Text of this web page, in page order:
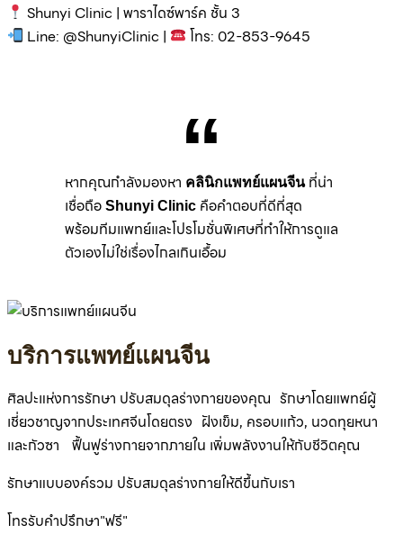
Shunyi Clinic | พาราไดซ์พาร์ค ชั้น 3
Line: @ShunyiClinic |
โทร: 02-853-9645
หากคุณกำลังมองหา คลินิกแพทย์แผนจีนที่น่า
เชื่อถือ Shunyi Clinic คือคำตอบที่ดีที่สุด
พร้อมทีมแพทย์และโปรโมชั่นพิเศษที่ทำให้การดูแล
ตัวเองไม่ใช่เรื่องไกลเกินเอื้อม
บริการแพทย์แผนจีน
ศิลปะแห่งการรักษา ปรับสมดุลร่างกายของคุณ รักษาโดยแพทย์ผู้
เชี่ยวชาญจากประเทศจีนโดยตรง ฝังเข็ม, ครอบแก้ว, นวดทุยหนา
และกัวซา ฟื้นฟูร่างกายจากภายใน เพิ่มพลังงานให้กับชีวิตคุณ
รักษาแบบองค์รวม ปรับสมดุลร่างกายให้ดีขึ้นกับเรา
โทรรับคำปรึกษา"ฟรี"